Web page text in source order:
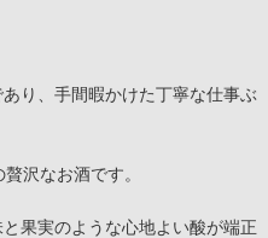
り、手間暇かけた丁寧な仕事ぶ
沢なお酒です。
果実のような心地よい酸が端正